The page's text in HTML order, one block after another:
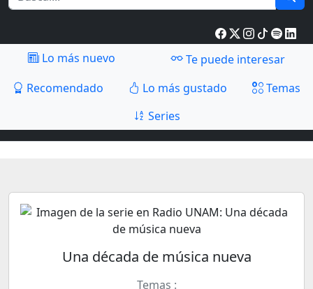
Lo más nuevo
Te puede interesar
Recomendado
Lo más gustado
Temas
Series
Una década de música nueva
Temas :